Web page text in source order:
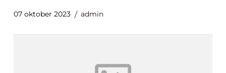
07 oktober 2023 admin